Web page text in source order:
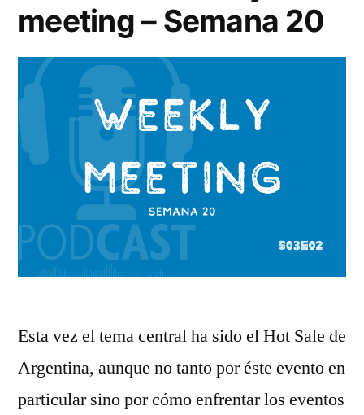
meeting – Semana 20
Esta vez el tema central ha sido el Hot Sale de
Argentina, aunque no tanto por éste evento en
particular sino por cómo enfrentar los eventos